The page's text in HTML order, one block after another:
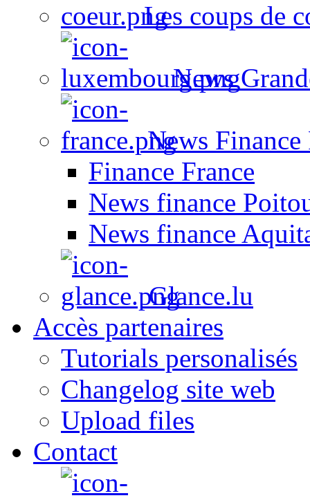
Les coups de
News
News Finance
Finance France
News finance
News finance
Glance.lu
Accès partenaires
Tutorials personalisés
Changelog site web
Upload files
Contact